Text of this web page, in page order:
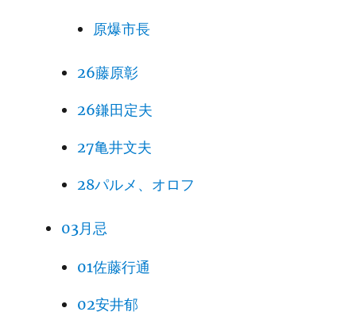
原爆市長
26藤原彰
26鎌田定夫
27亀井文夫
28パルメ、オロフ
03月忌
01佐藤行通
02安井郁